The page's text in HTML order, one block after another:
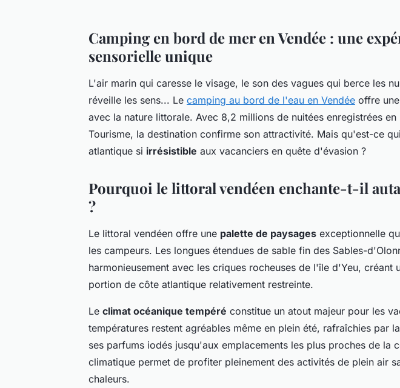
Camping en bord de mer en Vendée : une
sensorielle unique
L'air marin qui caresse le visage, le son des vagues qui berce les
réveille les sens... Le camping au bord de l'eau en Vendée offre une
avec la nature littorale. Avec 8,2 millions de nuitées enregistrées
Tourisme, la destination confirme son attractivité. Mais qu'est-ce
atlantique si irrésistible aux vacanciers en quête d'évasion ?
Pourquoi le littoral vendéen enchante-t-il
?
Le littoral vendéen offre une palette de paysages exceptionnelle
les campeurs. Les longues étendues de sable fin des Sables-
harmonieusement avec les criques rocheuses de l'île d'Yeu, créant
portion de côte atlantique relativement restreinte.
Le climat océanique tempéré constitue un atout majeur pour les
températures restent agréables même en plein été, rafraîchies par
ses parfums iodés jusqu'aux emplacements les plus proches de la
climatique permet de profiter pleinement des activités de plein air
chaleurs.